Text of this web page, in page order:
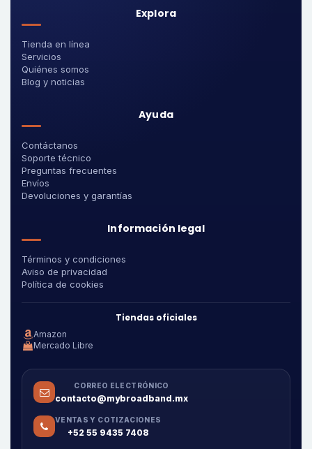
Explora
Tienda en línea
Servicios
Quiénes somos
Blog y noticias
Ayuda
Contáctanos
Soporte técnico
Preguntas frecuentes
Envíos
Devoluciones y garantías
Información legal
Términos y condiciones
Aviso de privacidad
Política de cookies
Tiendas oficiales
Amazon
Mercado Libre
CORREO ELECTRÓNICO
contacto@mybroadband.mx
VENTAS Y COTIZACIONES
+52 55 9435 7408